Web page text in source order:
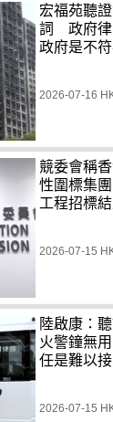
宏福苑聽
詞 政府律
政府是不
2026-07-16
競委會稱
性圍標集
工程招標
2026-07-15
陸啟康：
火警鐘無
任是難以
2026-07-15